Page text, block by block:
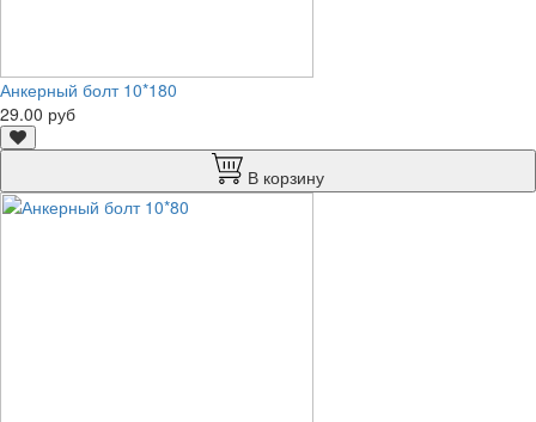
Анкерный болт 10*180
29.00 руб
В корзину